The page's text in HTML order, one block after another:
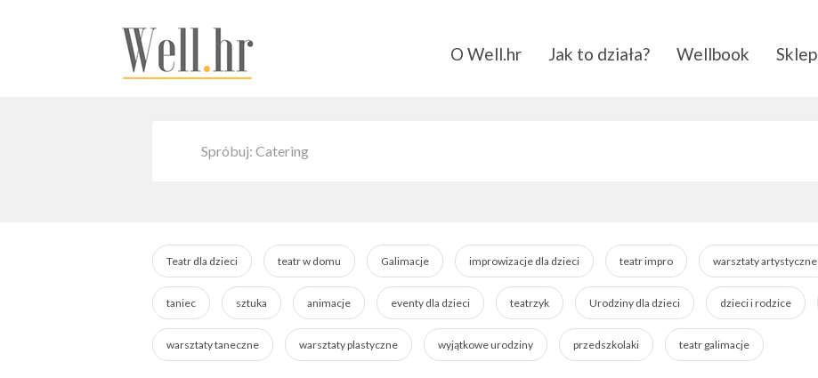
O Well.hr Jak to działa? Wellbook Sklep
Teatr dla dzieci teatr w domu Galimacje improwizacje dla dzieci teatr impro warsztaty artystyczne
taniec sztuka animacje eventy dla dzieci teatrzyk Urodziny dla dzieci dzieci i rodzice
warsztaty taneczne warsztaty plastyczne wyjątkowe urodziny przedszkolaki teatr galimacje